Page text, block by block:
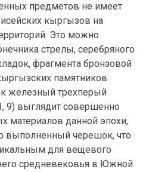
предметов не имеет
кыргызов на
Это можно
стрелы, серебряного
фрагмента бронзовой
памятников
железный трехперый
9) выглядит совершенно
материалов данной эпохи,
выполненный черешок, что
для вещевого
средневековья в Южной